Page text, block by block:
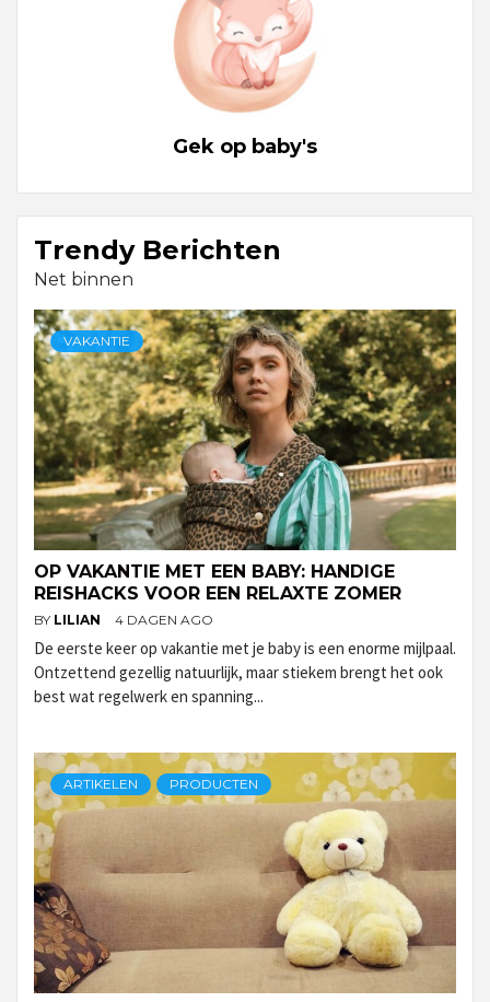
Gek op baby's
Trendy Berichten
Net binnen
VAKANTIE
OP VAKANTIE MET EEN BABY: HANDIGE
REISHACKS VOOR EEN RELAXTE ZOMER
BY LILIAN 4 DAGEN AGO
De eerste keer op vakantie met je baby is een enorme mijlpaal.
Ontzettend gezellig natuurlijk, maar stiekem brengt het ook
best wat regelwerk en spanning...
ARTIKELEN PRODUCTEN